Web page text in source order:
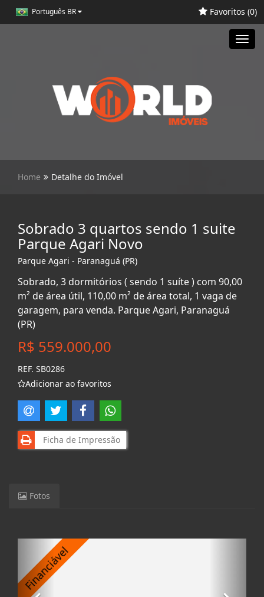
Português BR Favoritos (0)
Home Detalhe do Imóvel
Sobrado 3 quartos sendo 1 suite
Parque Agari Novo
Parque Agari - Paranaguá (PR)
Sobrado, 3 dormitórios ( sendo 1 suíte ) com 90,00
m² de área útil, 110,00 m² de área total, 1 vaga de
garagem, para venda. Parque Agari, Paranaguá
(PR)
R$ 559.000,00
REF. SB0286
Adicionar ao favoritos
Ficha de Impressão
Fotos